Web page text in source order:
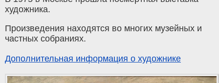
художника.
Произведения находятся во многих музейных и
частных собраниях.
Дополнительная информация о художнике